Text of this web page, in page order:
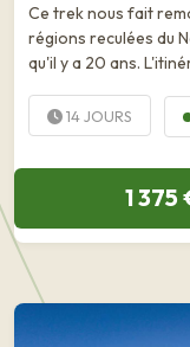
Ce trek nous fait
régions reculées du
qu'il y a 20 ans.
14 JOURS
1 375